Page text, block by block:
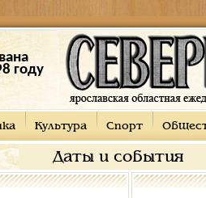
году
Культура Спорт
Даты и события